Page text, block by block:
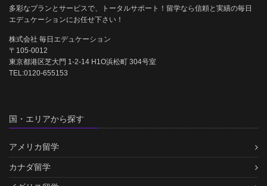
多彩なプランとサービスで、トータルサポート！留学なら信頼と実績の毎日
エデュケーションにお任せ下さい！
株式会社 毎日エデュケーション
〒105-0012
東京都港区芝大門 1-2-14 H1O浜松町 304号室
TEL:0120-655153
国・エリアから探す
アメリカ留学
カナダ留学